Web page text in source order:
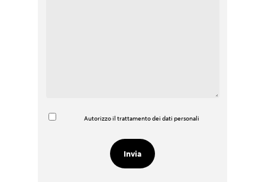
Autorizzo il trattamento dei dati personali